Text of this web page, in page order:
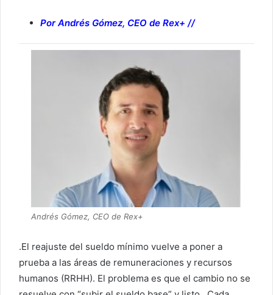
Por Andrés Gómez, CEO de Rex+ //
Andrés Gómez, CEO de Rex+
.El reajuste del sueldo mínimo vuelve a poner a
prueba a las áreas de remuneraciones y recursos
humanos (RRHH). El problema es que el cambio no se